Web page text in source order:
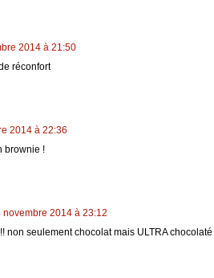
2014 à 21:50
réconfort
2014 à 22:36
brownie !
novembre 2014 à 23:12
non seulement chocolat mais ULTRA